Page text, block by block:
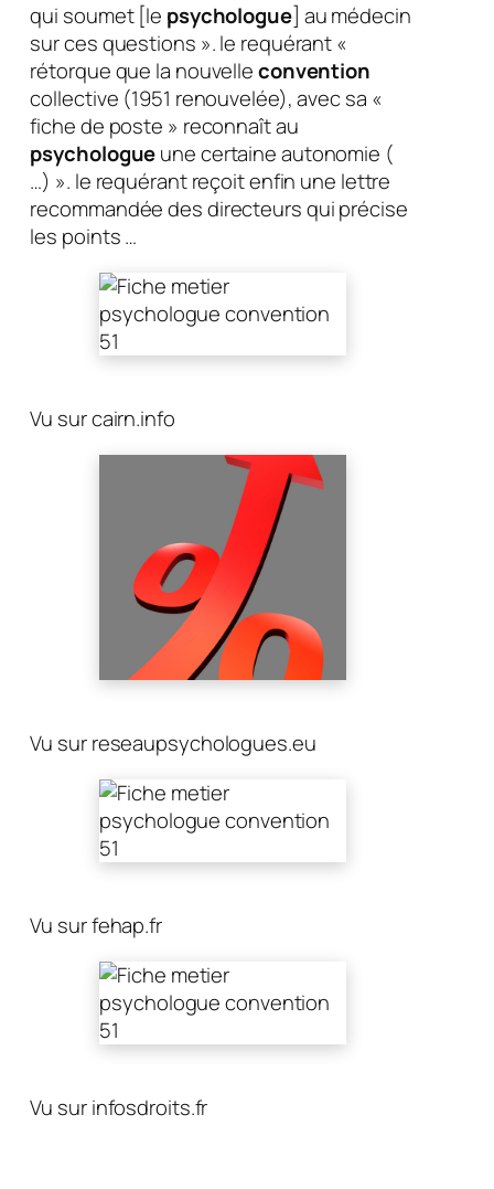
qui soumet [le psychologue] au médecin
sur ces questions ». le requérant «
rétorque que la nouvelleconvention
collective (1951 renouvelée), avec sa «
fiche de poste » reconnaît au
psychologueune certaine autonomie (
…) ». le requérant reçoit enfin une lettre
recommandée des directeurs qui précise
les points …
Vu sur cairn.info
Vu sur reseaupsychologues.eu
Vu sur fehap.fr
Vu sur infosdroits.fr